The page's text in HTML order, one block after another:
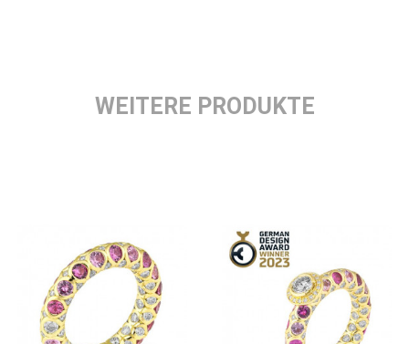
WEITERE PRODUKTE